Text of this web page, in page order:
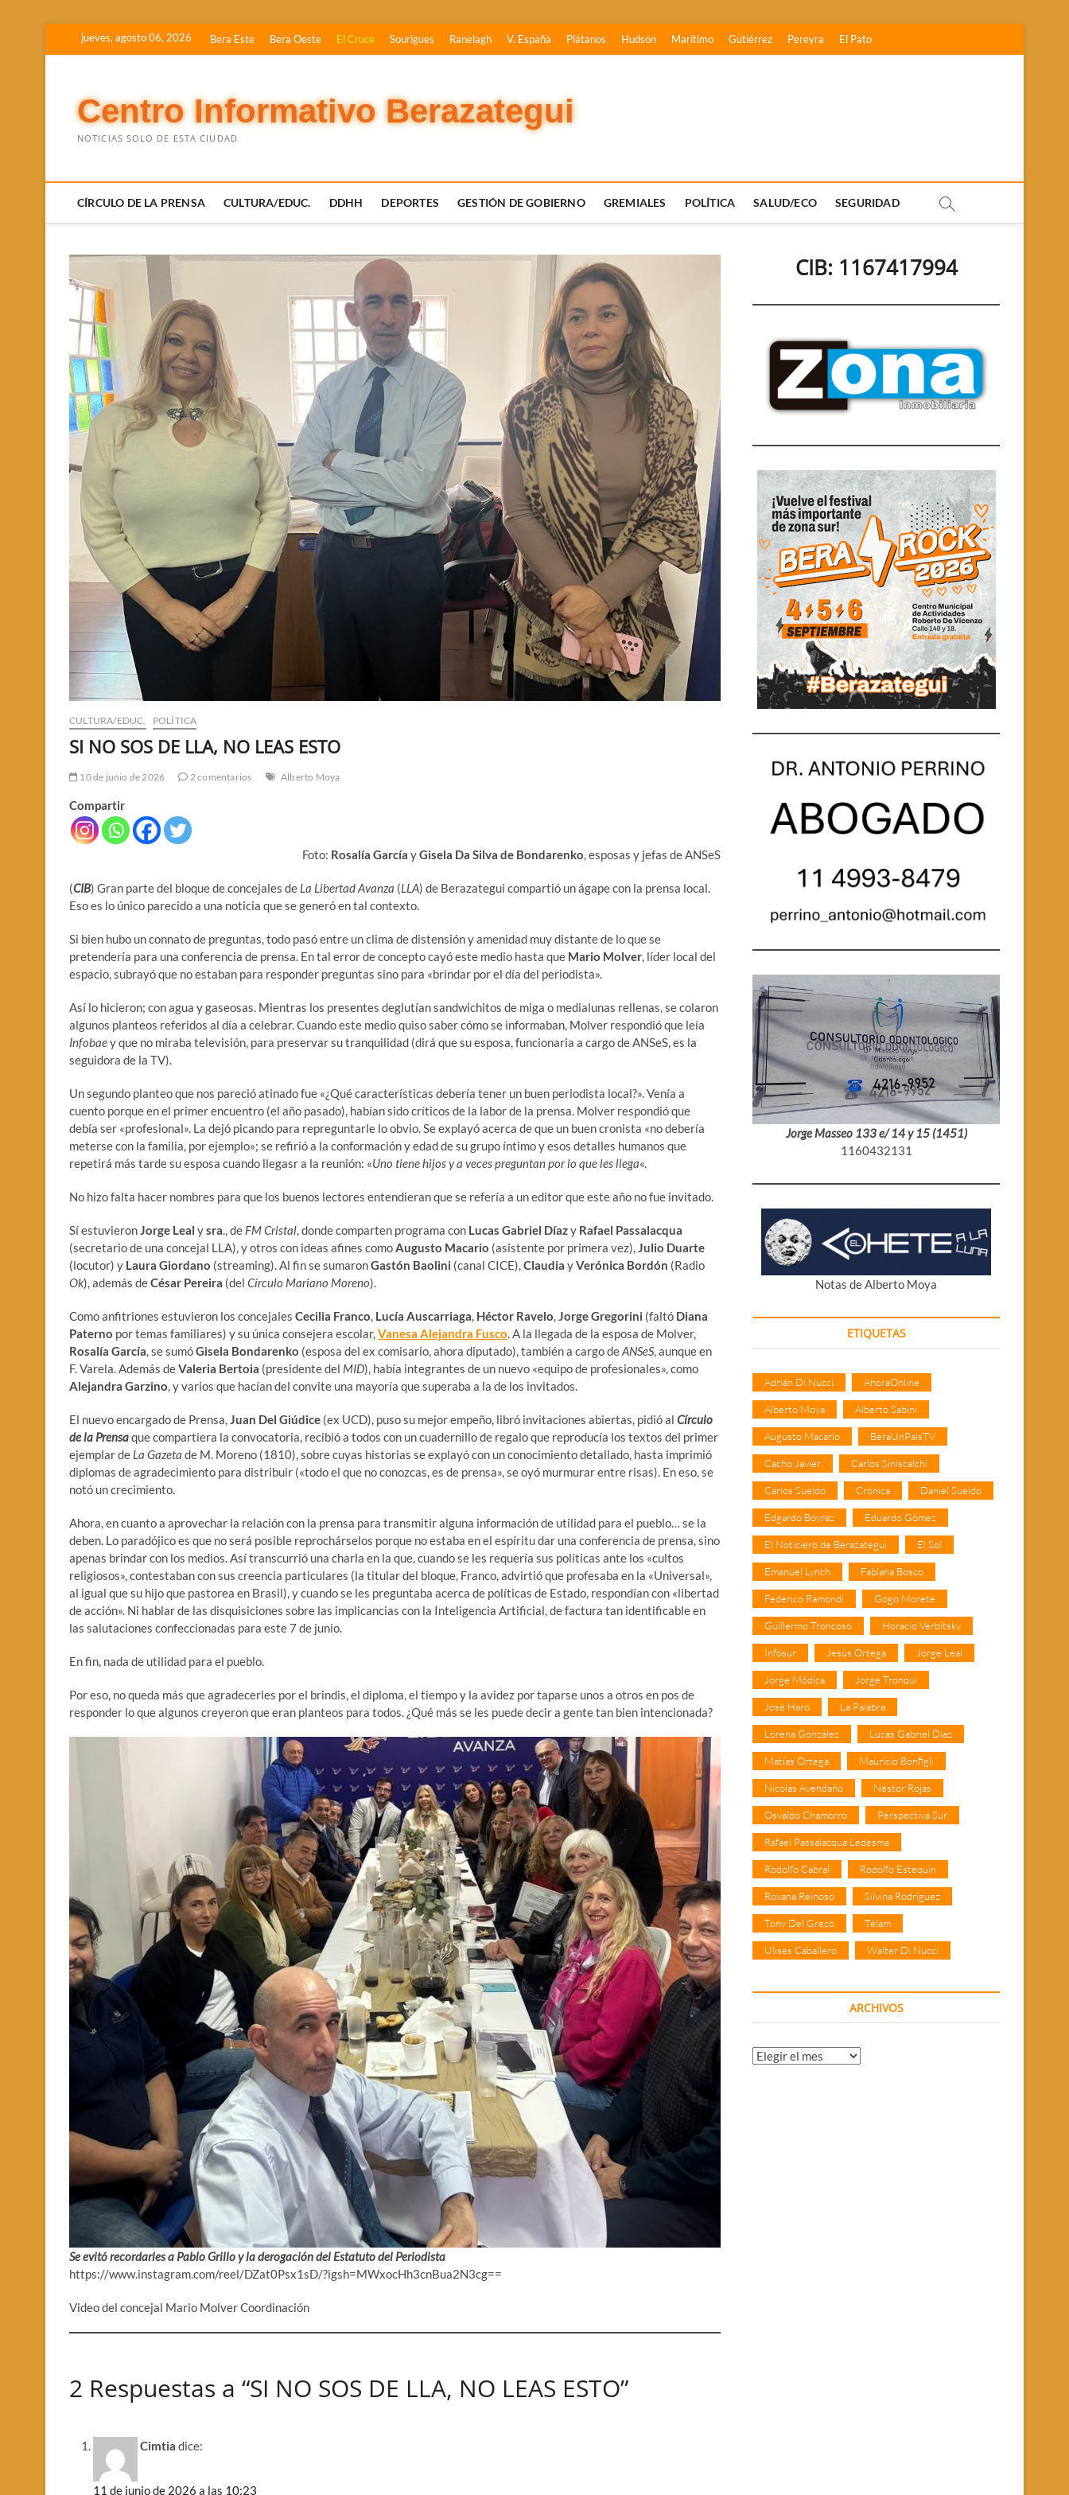
jueves, agosto 06, 2026 Bera Este Bera Oeste El Cruce Sourigues Ranelagh V. España Plátanos Hudson Marítimo Gutiérrez Pereyra El Pato
Centro Informativo Berazategui
NOTICIAS SOLO DE ESTA CIUDAD
CÍRCULO DE LA PRENSA CULTURA/EDUC. DDHH DEPORTES GESTIÓN DE GOBIERNO GREMIALES POLÍTICA SALUD/ECO SEGURIDAD
CULTURA/EDUC. POLÍTICA
SI NO SOS DE LLA, NO LEAS ESTO
10 de junio de 2026 2 comentarios Alberto Moya
Compartir
Foto: Rosalía García yGisela Da Silva de Bondarenko, esposas y jefas de ANSeS
(CIB) Gran parte del bloque de concejales de La Libertad Avanza (LLA) de Berazategui compartió un ágape con la prensa local.
Eso es lo único parecido a una noticia que se generó en tal contexto.
Si bien hubo un connato de preguntas, todo pasó entre un clima de distensión y amenidad muy distante de lo que se
pretendería para una conferencia de prensa. En tal error de concepto cayó este medio hasta que Mario Molver, líder local del
espacio, subrayó que no estaban para responder preguntas sino para «brindar por el día del periodista».
Así lo hicieron; con agua y gaseosas. Mientras los presentes deglutían sandwichitos de miga o medialunas rellenas, se colaron
algunos planteos referidos al día a celebrar. Cuando este medio quiso saber cómo se informaban, Molver respondió que leía
Infobaey que no miraba televisión, para preservar su tranquilidad (dirá que su esposa, funcionaria a cargo de ANSeS, es la
seguidora de la TV).
Un segundo planteo que nos pareció atinado fue «¿Qué características debería tener un buen periodista local?». Venía a
cuento porque en el primer encuentro (el año pasado), habían sido críticos de la labor de la prensa. Molver respondió que
debía ser «profesional». La dejó picando para repreguntarle lo obvio. Se explayó acerca de que un buen cronista «no debería
meterse con la familia, por ejemplo»; se refirió a la conformación y edad de su grupo íntimo y esos detalles humanos que
repetirá más tarde su esposa cuando llegasr a la reunión: «Uno tiene hijos y a veces preguntan por lo que les llega«.
No hizo falta hacer nombres para que los buenos lectores entendieran que se refería a un editor que este año no fue invitado.
Sí estuvieronJorge Leal ysra., de FM Cristal, donde comparten programa con Lucas Gabriel Díazy Rafael Passalacqua
(secretario de una concejal LLA), y otros con ideas afines comoAugusto Macario (asistente por primera vez),Julio Duarte
(locutor) y Laura Giordano (streaming). Al fin se sumaronGastón Baolini (canal CICE),Claudia yVerónica Bordón (Radio
Ok), además deCésar Pereira (del Círculo Mariano Moreno).
Como anfitriones estuvieron los concejales Cecilia Franco, Lucía Auscarriaga, Héctor Ravelo,Jorge Gregorini (faltó Diana
Paterno por temas familiares) y su única consejera escolar,Vanesa Alejandra Fusco. A la llegada de la esposa de Molver,
Rosalía García, se sumóGisela Bondarenko (esposa del ex comisario, ahora diputado), también a cargo deANSeS, aunque en
F. Varela. Además deValeria Bertoia (presidente del MID), había integrantes de un nuevo «equipo de profesionales», como
Alejandra Garzino, y varios que hacían del convite una mayoría que superaba a la de los invitados.
El nuevo encargado de Prensa,Juan Del Giúdice (ex UCD), puso su mejor empeño, libró invitaciones abiertas, pidió al Círculo
de la Prensaque compartiera la convocatoria, recibió a todos con un cuadernillo de regalo que reproducía los textos del primer
ejemplar de La Gazeta de M. Moreno (1810), sobre cuyas historias se explayó con un conocimiento detallado, hasta imprimió
diplomas de agradecimiento para distribuir («todo el que no conozcas, es de prensa», se oyó murmurar entre risas). En eso, se
notó un crecimiento.
Ahora, en cuanto a aprovechar la relación con la prensa para transmitir alguna información de utilidad para el pueblo… se la
deben. Lo paradójico es que no será posible reprochárselos porque no estaba en el espíritu dar una conferencia de prensa, sino
apenas brindar con los medios. Así transcurrió una charla en la que, cuando se les requería sus políticas ante los «cultos
religiosos», contestaban con sus creencia particulares (la titular del bloque, Franco, advirtió que profesaba en la «Universal»,
al igual que su hijo que pastorea en Brasil), y cuando se les preguntaba acerca de políticas de Estado, respondían con «libertad
de acción». Ni hablar de las disquisiciones sobre las implicancias con la Inteligencia Artificial, de factura tan identificable en
las salutaciones confeccionadas para este 7 de junio.
En fin, nada de utilidad para el pueblo.
Por eso, no queda más que agradecerles por el brindis, el diploma, el tiempo y la avidez por taparse unos a otros en pos de
responder lo que algunos creyeron que eran planteos para todos. ¿Qué más se les puede decir a gente tan bien intencionada?
Se evitó recordarles a Pablo Grilloy la derogación del Estatuto del Periodista
https://www.instagram.com/reel/DZat0Psx1sD/?igsh=MWxocHh3cnBua2N3cg==
Video del concejal Mario Molver Coordinación
2 Respuestas a “SI NO SOS DE LLA, NO LEAS ESTO”
Cimtia dice:
11 de junio de 2026 a las 10:23
CIB: 1167417994
Jorge Masseo 133 e/ 14 y 15 (1451)
1160432131
Notas de Alberto Moya
ETIQUETAS
Adrián Di Nucci AhoraOnline
Alberto Moya Alberto Sabini
Augusto Macario BeraUnPaisTV
Cacho Javier Carlos Siniscalchi
Carlos Sueldo Crónica Daniel Sueldo
Edgardo Boyraz Eduardo Gómez
El Noticiero de Berazategui El Sol
Emanuel Lynch Fabiana Bosco
Federico Ramondi Gogo Morete
Guillermo Troncoso Horacio Verbitsky
Infosur Jesús Ortega Jorge Leal
Jorge Módica Jorge Tronqui
José Haro La Palabra
Lorena González Lucas Gabriel Díaz
Matías Ortega Mauricio Bonfigli
Nicolás Avendaño Néstor Rojas
Osvaldo Chamorro Perspectiva Sur
Rafael Passalacqua Ledesma
Rodolfo Cabral Rodolfo Estequin
Roxana Reinoso Silvina Rodríguez
Tony Del Greco Télam
Ulises Caballero Walter Di Nucci
ARCHIVOS
Archivos